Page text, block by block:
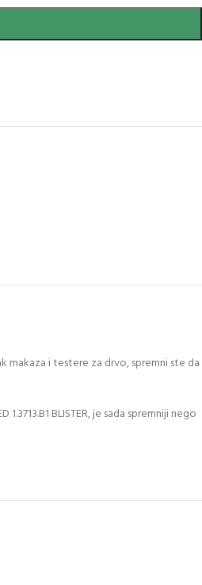
makaza i testere za drvo, spremni ste da
BLISTER, je sada spremniji nego